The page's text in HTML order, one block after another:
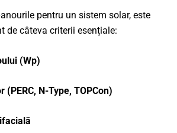
pentru un sistem solar, este
de câteva criterii esențiale:
(Wp)
(PERC, N-Type, TOPCon)